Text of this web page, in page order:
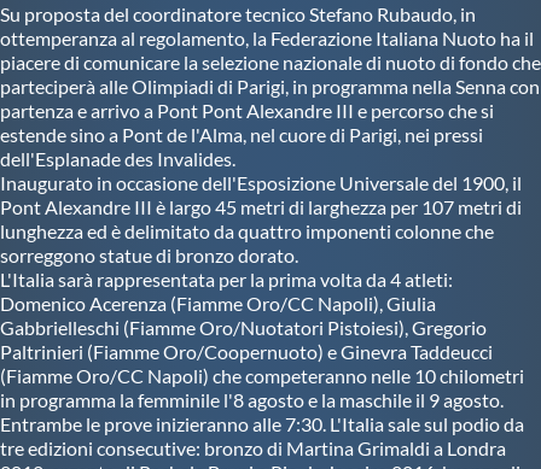
Su proposta del coordinatore tecnico Stefano Rubaudo, in
ottemperanza al regolamento, la Federazione Italiana Nuoto ha il
piacere di comunicare la selezione nazionale di nuoto di fondo che
parteciperà alle Olimpiadi di Parigi, in programma nella Senna con
partenza e arrivo a Pont Pont Alexandre III e percorso che si
estende sino a Pont de l'Alma, nel cuore di Parigi, nei pressi
dell'Esplanade des Invalides.
Inaugurato in occasione dell'Esposizione Universale del 1900, il
Pont Alexandre III è largo 45 metri di larghezza per 107 metri di
lunghezza ed è delimitato da quattro imponenti colonne che
sorreggono statue di bronzo dorato.
L'Italia sarà rappresentata per la prima volta da 4 atleti:
Domenico Acerenza (Fiamme Oro/CC Napoli), Giulia
Gabbrielleschi (Fiamme Oro/Nuotatori Pistoiesi), Gregorio
Paltrinieri (Fiamme Oro/Coopernuoto) e Ginevra Taddeucci
(Fiamme Oro/CC Napoli) che competeranno nelle 10 chilometri
in programma la femminile l'8 agosto e la maschile il 9 agosto.
Entrambe le prove inizieranno alle 7:30. L'Italia sale sul podio da
tre edizioni consecutive: bronzo di Martina Grimaldi a Londra